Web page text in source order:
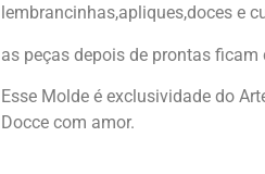
lembrancinhas,apliques,doces e
as peças depois de prontas
Esse Molde é exclusividade do
Docce com amor.